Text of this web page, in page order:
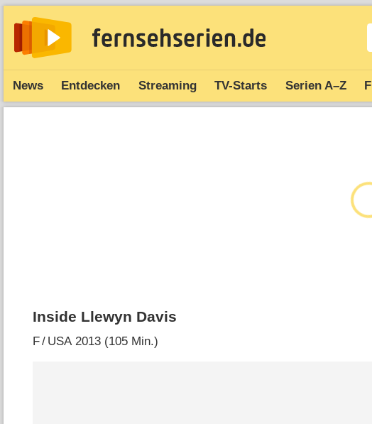
News Entdecken Streaming TV-Starts Serien A–Z
Inside Llewyn Davis
F/ USA2013 (105 Min.)